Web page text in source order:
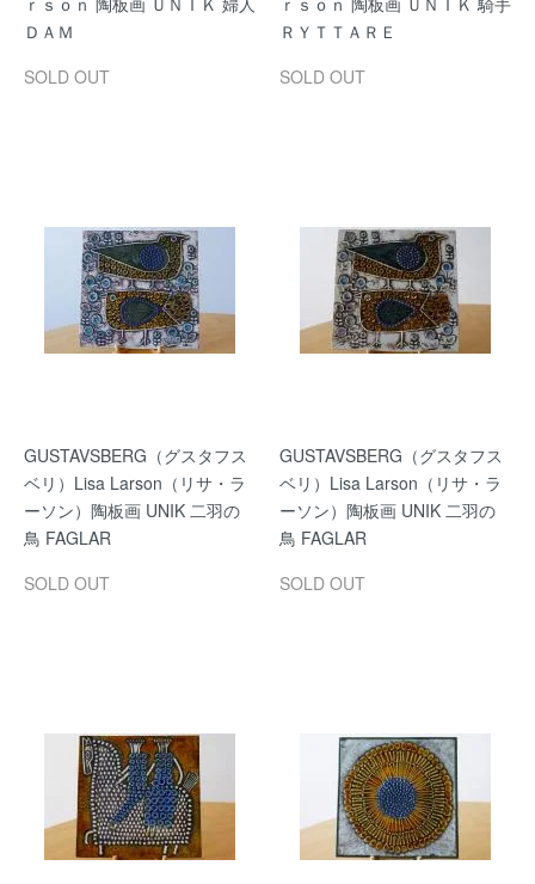
ＤＡＭ
SOLD OUT
ＲＹＴＴＡＲＥ
SOLD OUT
GUSTAVSBERG（グスタフス
ベリ）Lisa Larson（リサ・ラ
ーソン）陶板画 UNIK 二羽の
鳥 FAGLAR
SOLD OUT
GUSTAVSBERG（グスタフス
ベリ）Lisa Larson（リサ・ラ
ーソン）陶板画 UNIK 二羽の
鳥 FAGLAR
SOLD OUT